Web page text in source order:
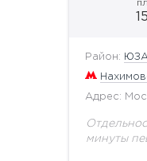
Район:
Адрес:
минуты